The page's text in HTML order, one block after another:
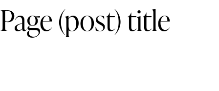
Page (post) title